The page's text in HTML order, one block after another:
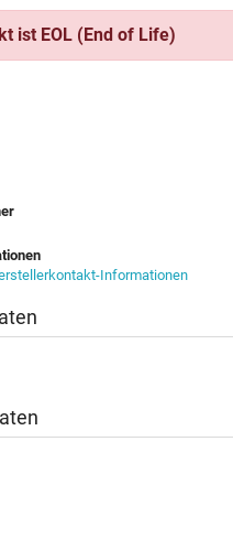
ist EOL (End of Life)
Informationen